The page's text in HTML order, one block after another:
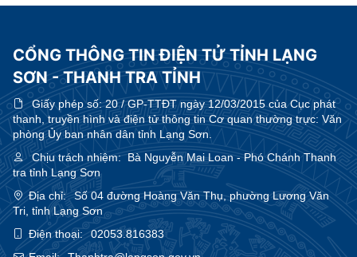
CỔNG THÔNG TIN ĐIỆN TỬ TỈNH LẠNG
SƠN - THANH TRA TỈNH
Giấy phép số:20 / GP-TTĐT ngày 12/03/2015 của Cục phát
thanh, truyền hình và điện tử thông tin Cơ quan thường trực: Văn
phòng Ủy ban nhân dân tỉnh Lạng Sơn.
Chịu trách nhiệm:Bà Nguyễn Mai Loan - Phó Chánh Thanh
tra tỉnh Lạng Sơn
Địa chỉ:
Số 04 đường Hoàng Văn Thụ, phường Lương Văn
Tri, tỉnh Lạng Sơn
Điện thoại:
02053.816383